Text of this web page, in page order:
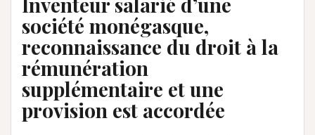
société monégasque,
reconnaissance du droit à la
rémunération
supplémentaire et une
provision est accordée